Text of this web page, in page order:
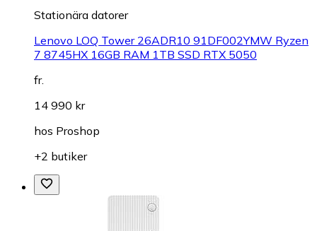
Stationära datorer
Lenovo LOQ Tower 26ADR10 91DF002YMW Ryzen
7 8745HX 16GB RAM 1TB SSD RTX 5050
fr.
14 990 kr
hos Proshop
+2 butiker